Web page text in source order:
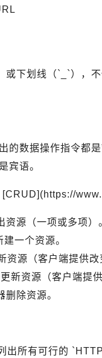
或下划线（`_`），
的数据操作指令都
宾语。
[CRUD](https://
资源（一项或多项）
一个资源。
源（客户端提供
新资源（客户端提
除资源。
出所有可行的